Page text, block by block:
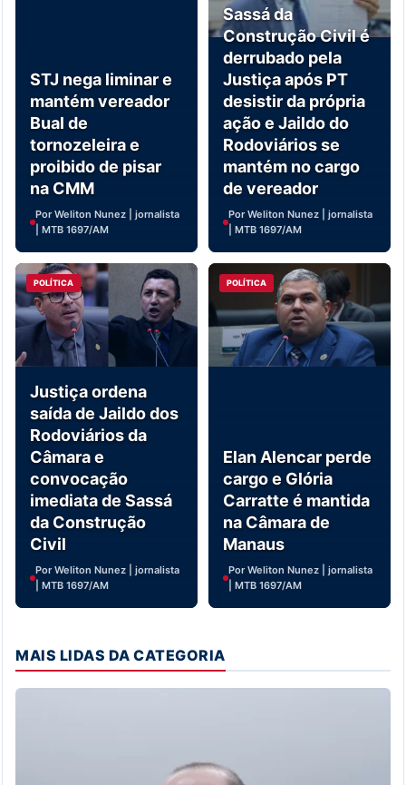
STJ nega liminar e
mantém vereador
Bual de
tornozeleira e
proibido de pisar
na CMM
Por Weliton Nunez | jornalista
| MTB 1697/AM
Sassá da
Construção Civil é
derrubado pela
Justiça após PT
desistir da própria
ação e Jaildo do
Rodoviários se
mantém no cargo
de vereador
Por Weliton Nunez | jornalista
| MTB 1697/AM
POLÍTICA
Justiça ordena
saída de Jaildo dos
Rodoviários da
Câmara e
convocação
imediata de Sassá
da Construção
Civil
Por Weliton Nunez | jornalista
| MTB 1697/AM
POLÍTICA
Elan Alencar perde
cargo e Glória
Carratte é mantida
na Câmara de
Manaus
Por Weliton Nunez | jornalista
| MTB 1697/AM
MAIS LIDAS DA CATEGORIA